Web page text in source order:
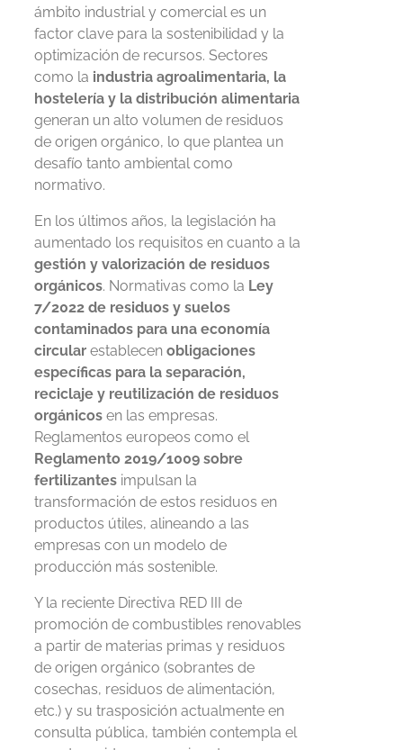
ámbito industrial y comercial es un
factor clave para la sostenibilidad y la
optimización de recursos. Sectores
como la industria agroalimentaria, la
hostelería y la distribución alimentaria
generan un alto volumen de residuos
de origen orgánico, lo que plantea un
desafío tanto ambiental como
normativo.
En los últimos años, la legislación ha
aumentado los requisitos en cuanto a la
gestión y valorización de residuos
orgánicos. Normativas como la Ley
7/2022 de residuos y suelos
contaminados para una economía
circular establecen obligaciones
específicas para la separación,
reciclaje y reutilización de residuos
orgánicos en las empresas.
Reglamentos europeos como el
Reglamento 2019/1009 sobre
fertilizantes impulsan la
transformación de estos residuos en
productos útiles, alineando a las
empresas con un modelo de
producción más sostenible.
Y la reciente Directiva RED III de
promoción de combustibles renovables
a partir de materias primas y residuos
de origen orgánico (sobrantes de
cosechas, residuos de alimentación,
etc.) y su trasposición actualmente en
consulta pública, también contempla el